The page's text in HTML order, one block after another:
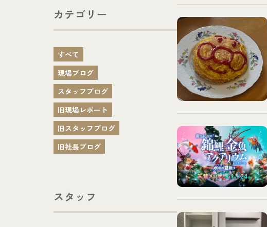
カテゴリー
すべて
現場ブログ
スタッフブログ
旧現場レポート
旧スタッフブログ
旧社長ブログ
スタッフ